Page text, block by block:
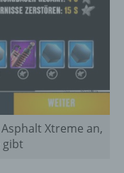
Xtreme an,
gibt